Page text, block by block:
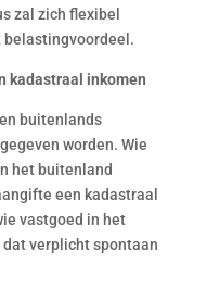
zal zich flexibel
kadastraal inkomen
buitenlands
worden. Wie
het buitenland
een kadastraal
vastgoed in het
verplicht spontaan